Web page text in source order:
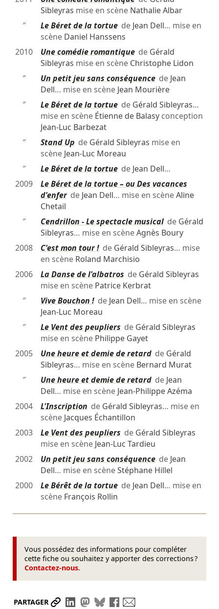
Sibleyras mise en scène Nathalie Albar
″
Le Béret de la tortuede Jean Dell… mise en
scène Daniel Hanssens
2010
Une comédie romantiquede Gérald
Sibleyras mise en scène Christophe Lidon
″
Un petit jeu sans conséquencede Jean
Dell… mise en scène Jean Mourière
″
Le Béret de la tortuede Gérald Sibleyras…
mise en scène Étienne de Balasyconception
Jean-Luc Barbezat
″
Stand Up de Gérald Sibleyras mise en
scène Jean-Luc Moreau
″
Le Béret de la tortuede Jean Dell…
2009
Le Béret de la tortue – ou Des vacances
d'enferde Jean Dell… mise en scèneAline
Chetail
″
Cendrillon - Le spectacle musicalde Gérald
Sibleyras… mise en scèneAgnès Boury
2008
C'est mon tour !de Gérald Sibleyras… mise
en scène Roland Marchisio
2006
La Danse de l'albatros de Gérald Sibleyras
mise en scène Patrice Kerbrat
″
Vive Bouchon !de Jean Dell… mise en scène
Jean-Luc Moreau
″
Le Vent des peupliers de Gérald Sibleyras
mise en scène Philippe Gayet
2005
Une heure et demie de retardde Gérald
Sibleyras… mise en scène Bernard Murat
″
Une heure et demie de retardde Jean
Dell… mise en scène Jean-Philippe Azéma
2004
L'Inscription de Gérald Sibleyras… mise en
scène Jacques Échantillon
2003
Le Vent des peupliers de Gérald Sibleyras
mise en scène Jean-Luc Tardieu
2002
Un petit jeu sans conséquencede Jean
Dell… mise en scèneStéphane Hillel
2000
Le Bérêt de la tortuede Jean Dell… mise en
scène François Rollin
Vous possédez des informations pour compléter
cette fiche ou souhaitez y apporter des corrections ?
Contactez-nous.
PARTAGER Partager le lien
Partager sur LinkedIn
Partager sur Mastodon
Partager sur Bluesky
Partager sur Facebook